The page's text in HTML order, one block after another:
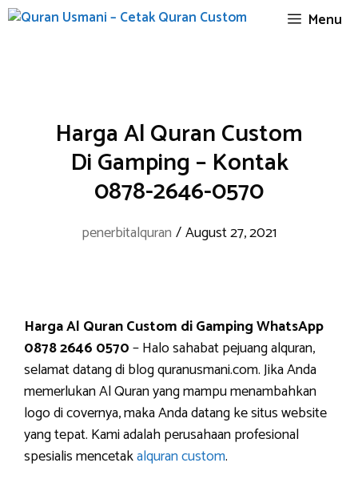
Skip
Menu
Harga Al Quran Custom
Di Gamping – Kontak
0878-2646-0570
penerbitalquran /August 27, 2021
Harga Al Quran Custom di Gamping WhatsApp
0878 2646 0570– Halo sahabat pejuang alquran,
selamat datang di blog quranusmani.com. Jika Anda
memerlukan Al Quran yang mampu menambahkan
logo di covernya, maka Anda datang ke situs website
yang tepat. Kami adalah perusahaan profesional
spesialis mencetakalquran custom.